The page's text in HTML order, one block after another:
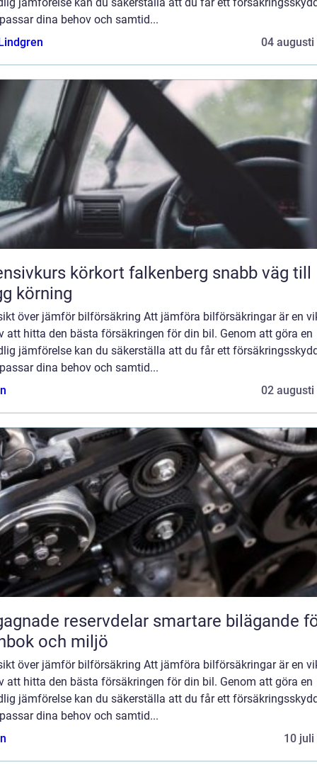
dina behov och samtid...
04 augusti
körkort falkenberg snabb väg till
körning
över jämför bilförsäkring Att jämföra bilförsäkringar är en
att hitta den bästa försäkringen för din bil. Genom att göra en
jämförelse kan du säkerställa att du får ett
dina behov och samtid...
02 augusti
reservdelar smartare bilägande för
och miljö
över jämför bilförsäkring Att jämföra bilförsäkringar är en
att hitta den bästa försäkringen för din bil. Genom att göra en
jämförelse kan du säkerställa att du får ett
dina behov och samtid...
10 juli